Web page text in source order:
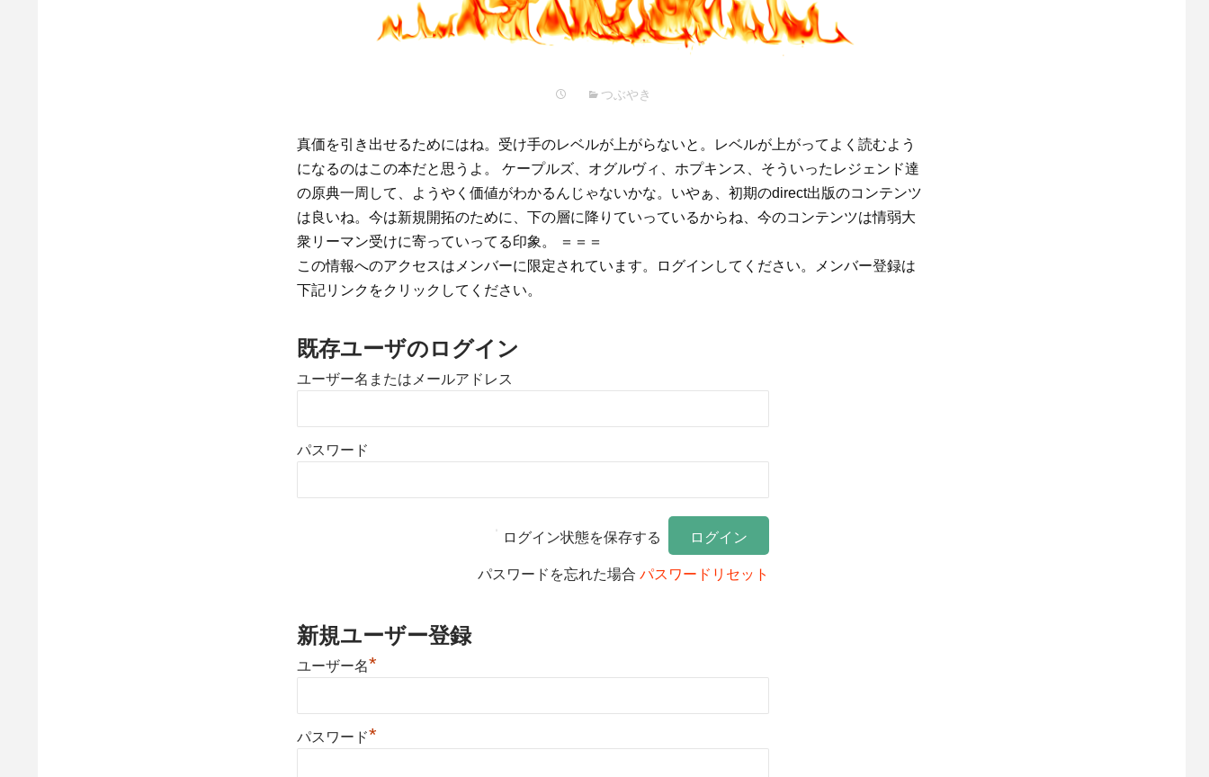
つぶやき
真価を引き出せるためにはね。受け手のレベルが上がらないと。レベルが上がってよく読むよう
になるのはこの本だと思うよ。 ケープルズ、オグルヴィ、ホプキンス、そういったレジェンド達
の原典一周して、ようやく価値がわかるんじゃないかな。いやぁ、初期のdirect出版のコンテンツ
は良いね。今は新規開拓のために、下の層に降りていっているからね、今のコンテンツは情弱大
衆リーマン受けに寄っていってる印象。 ＝＝＝
この情報へのアクセスはメンバーに限定されています。ログインしてください。メンバー登録は
下記リンクをクリックしてください。
既存ユーザのログイン
ユーザー名またはメールアドレス
パスワード
ログイン状態を保存する
パスワードを忘れた場合 パスワードリセット
新規ユーザー登録
ユーザー名*
パスワード*